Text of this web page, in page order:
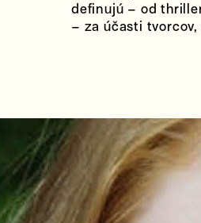
definujú – od
– za účasti